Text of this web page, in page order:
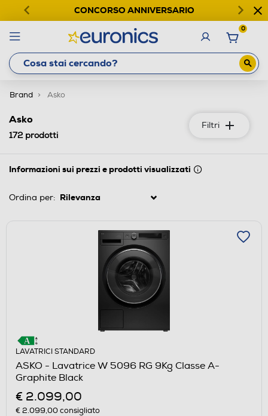
CONCORSO ANNIVERSARIO
0
Brand Asko
Filtri
Asko
172prodotti
Informazioni sui prezzi e prodotti visualizzati
Ordina per:
LAVATRICI STANDARD
ASKO - Lavatrice W 5096 RG 9Kg Classe A-
Graphite Black
€ 2.099,00
€ 2.099,00consigliato